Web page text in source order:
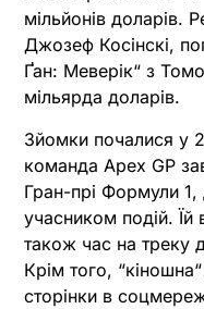
мільйонів доларів.
Джозеф Косінскі,
Ґан: Меверік“ з
мільярда доларів.
Зйомки почалися у
команда Apex GP
Гран-прі Формули 1,
учасником подій. Їй
також час на треку
Крім того,
сторінки в